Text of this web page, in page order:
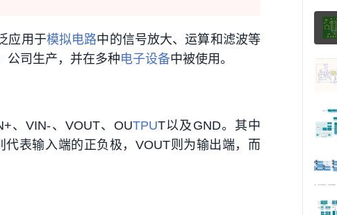
应用于模拟电路中的信号放大、运算和滤波等
公司生产，并在多种电子设备中被使用。
、VIN-、VOUT、OUTPUT以及GND。其中
代表输入端的正负极，VOUT则为输出端，而